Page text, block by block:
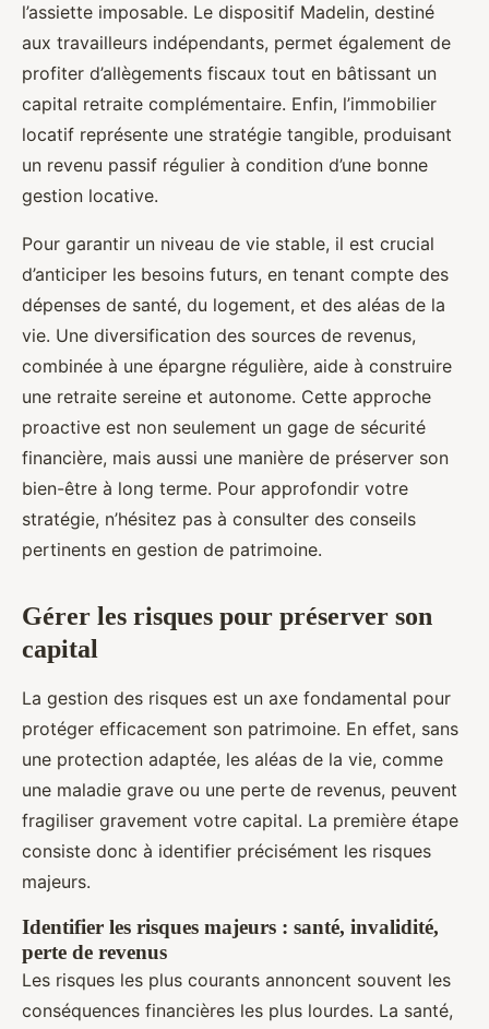
l’assiette imposable. Le dispositif Madelin, destiné
aux travailleurs indépendants, permet également de
profiter d’allègements fiscaux tout en bâtissant un
capital retraite complémentaire. Enfin, l’immobilier
locatif représente une stratégie tangible, produisant
un revenu passif régulier à condition d’une bonne
gestion locative.
Pour garantir un niveau de vie stable, il est crucial
d’anticiper les besoins futurs, en tenant compte des
dépenses de santé, du logement, et des aléas de la
vie. Une diversification des sources de revenus,
combinée à une épargne régulière, aide à construire
une retraite sereine et autonome. Cette approche
proactive est non seulement un gage de sécurité
financière, mais aussi une manière de préserver son
bien-être à long terme. Pour approfondir votre
stratégie, n’hésitez pas à consulter des conseils
pertinents en gestion de patrimoine.
Gérer les risques pour préserver son
capital
La gestion des risques est un axe fondamental pour
protéger efficacement son patrimoine. En effet, sans
une protection adaptée, les aléas de la vie, comme
une maladie grave ou une perte de revenus, peuvent
fragiliser gravement votre capital. La première étape
consiste donc à identifier précisément les risques
majeurs.
Identifier les risques majeurs : santé, invalidité,
perte de revenus
Les risques les plus courants annoncent souvent les
conséquences financières les plus lourdes. La santé,